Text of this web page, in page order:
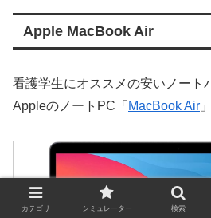
Apple MacBook Air
看護学生にオススメの安いノート
AppleのノートPC「 MacBook Air
カテゴリ シミュレーター 検索